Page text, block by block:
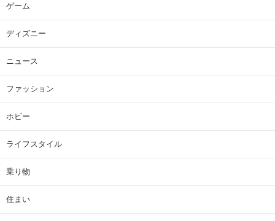
ゲーム
ディズニー
ニュース
ファッション
ホビー
ライフスタイル
乗り物
住まい